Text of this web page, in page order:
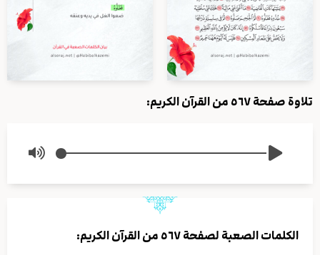
تلاوة صفحة ٥٦٧ من القرآن الكريم:
الكلمات الصعبة لصفحة ٥٦٧ من القرآن الكريم: